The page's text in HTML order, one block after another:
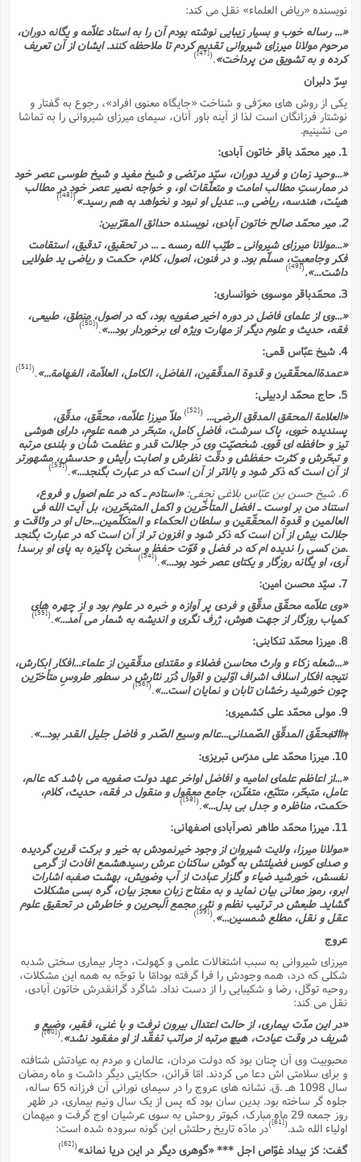
نویسنده «ریاض العلماء» نقل مى کند:
«... رساله خوب و بسیار زیبایى نوشته بودم آن را به استاد علاّمه و یگانه دوران،
مرحوم مولانا میرزاى شیروانى تقدیم کردم تا ملاحظه کنند. ایشان از آن تعریف
کرده و به تشویق من پرداخت».
[47]
)
سِرّ دلبران
یکى از روش هاى معرّفى و شناخت «جایگاه معنوى افراد»، رجوع به گفتار و
نوشتار فرزانگان است لذا از آینه باور آنان، سیماى میرزاى شیروانى را به تماشا
مى نشینیم.
1. میر محمّد باقر خاتون آبادى:
«...وحید زمان و فرید دوران، سیّد مرتضى و شیخ مفید و شیخ طوسى عصر خود
در ممارستِ مطالب امامت و متعلّقات او، و خواجه نصیر عصر خود در مطالب
هیئت، هندسه، ریاضى و... عدیل او نبود و نخواهد به هم رسید.»(
[48]
)
2. میر محمّد صالح خاتون آبادى، نویسنده حدائق المقرّبین:
«...مولانا میرزاى شیروانى ـ طیّب الله رمسه ـ ... در تحقیق، تدقیق، استقامت
فکر وجامعیت، مسلّم بود. و در فنون، اصول، کلام، حکمت و ریاضى ید طولایى
داشت...». [49]
)
3. محمّدباقر موسوى خوانسارى:
«...وى از علماى فاضل در دوره اخیر صفویه بود، که در اصول، منطق، طبیعى،
فقه، حدیث و علوم دیگر از مهارت ویژه اى برخوردار بود...».
(
[50]
)
4. شیخ عبّاس قمى:
«عمدةالمحقّقین و قدوة المدقّقین، الفاضل، الکامل، العلاّمة، الفهامة...».
[51]
)
5. حاج محمّد اردبیلى:
«العلامة المحقق المدقق الرضى... [52]
)ملاّ میرزا علاّمه، محقّق، مدقّق،
پسندیده خوى، پاک سرشت، فاضلِ کامل، متبحّر در همه علوم، داراى هوشى
تیز و حافظه اى قوى. شخصیّت وى در جلالت قدر و عظمت شأن و بلندى مرتبه
و تبحّرش و کثرت حفظش و دقّت نظرش و اصابت رأیش و حدسش، مشهورتر
از آن است که ذکر شود و بالاتر از آن است که در عبارت بگنجد...».
[53]
)
6. شیخ حسن بن عبّاس بلاغى نجفى:
«استادم ـ که در علم اصول و فروع،
استناد من بر اوست ـ افضل المتأخّرین و اکمل المتبحّرین، بل آیت الله فى
العالمین و قدوة المحقّقین و سلطان الحکماء و المتکلّمین...حال او در وثاقت و
جلالت بیش از آن است که ذکر شود و افزون تر از آن است که در عبارت بگنجد
.من کسى را ندیده ام که در فضل و قوّت حفظ و سخن پاکیزه به پاى او برسد!
آرى، او یگانه روزگار و یکتاى عصر خود بود...».
[54]
)
7. سیّد محسن امین:
«وى علاّمه محقّق مدقّق و فردى پر آوازه و خبره در علوم بود و از چهره هاى
کمیاب روزگار از جهت هوش، ژرف نگرى و اندیشه به شمار مى آمد...».
[55]
)
8. میرزا محمّد تنکابنى:
«...شعله زکاء و وارث محاسن فضلاء و مقتداى مدقّقین از علماء...افکار ابکارش،
نتیجه افکار اسلاف اشراف اوّلین و اقوال دُرَر نثارش در سطور طروسِ متأخرّین
چون خورشید رخشان تابان و نمایان است...».
[56]
)
9. مولى محمّد على کشمیرى:
«االمحقّق المدقّق الصّمدانى...عالم وسیع الصّدر و فاضل جلیل القدر بود...». (
[57]
)
10. میرزا محمّد على مدرّس تبریزى:
«...از اعاظم علماى امامیه و افاضل اواخر عهد دولت صفویه مى باشد که عالم،
عامل، متبحّر، متتبّع، متفنّن، جامع معقول و منقول در فقه، حدیث، کلام،
حکمت، مناظره و جدل بى بدل...».
[58]
)
11. میرزا محمّد طاهر نصرآبادى اصفهانى:
«مولانا میرزا، ولایت شیروان از وجود خیرنمودش به خیر و برکت قرین گردیده
و صداى کوس فضیلتش به گوش ساکنان عرش رسیدهشمع افادت از گرمى
نفسش، خورشید ضیاء و گلزار عبادت از آب وضویش، بهشت صفبه اشارات
ابرو، رموز معانى بیان نماید و به مفتاح زبانِ معجز بیان، گره بسى مشکلات
گشاید. طبعش در ترتیب نظم و نثر، مجمع البحرین و خاطرش در تحقیق علوم
عقل و نقل، مطلع شمسین...».
[59]
)
عروج
میرزاى شیروانى به سبب اشتغالات علمى و کهولت، دچار بیمارى سختى شدبه
شکلى که درد، همه وجودش را فرا گرفته بودامّا با توجّه به همه این مشکلات،
روحیه توکّل، رضا و شکیبایى را از دست نداد. شاگرد گرانقدرش خاتون آبادى،
نقل مى کند:
«در این مدّت بیمارى، از حالت اعتدال بیرون نرفت و با غنى، فقیر، وضیع و
شریف در وقت عیادت، هیچ مرتبه از مراتب تفقّد از او مفقود نشد».
(
[60]
)
محبوبیت وى آن چنان بود که دولت مردان، عالمان و مردم به عیادتش شتافته
و براى سلامتى اش دعا مى کردند. امّا قرائن، حکایتى دیگر داشت و ماه رمضان
سال 1098 هـ .ق. نشانه هاى عروج را در سیماى نورانى آن فرزانه 65 ساله،
جلوه گر ساخته بود. بدین سان بود که پس از یک سال ونیم بیمارى، در ظهر
روز جمعه 29 ماه مبارک، کبوتر روحش به سوى عرشیان اوج گرفت و میهمان
اولیاء الله شد. [61]
)در مادّه تاریخ رحلتش این گونه سروده شده است:
گفت: کز بیداد غوّاص اجل *** «گوهرى دیگر در این دریا نماند»(
[62]
)